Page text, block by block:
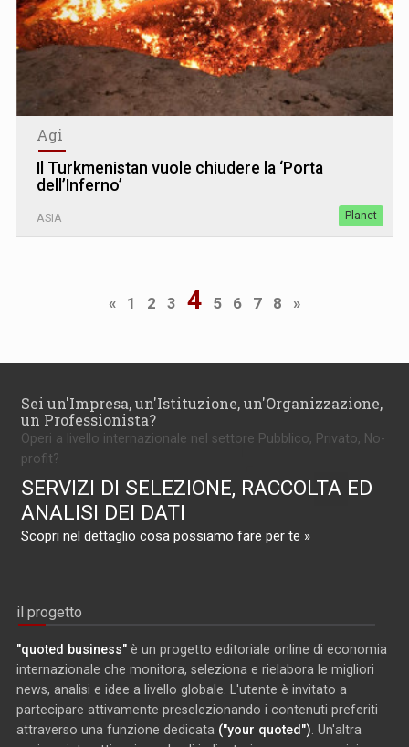
Agi
Il Turkmenistan vuole chiudere la ‘Porta
dell’Inferno’
ASIA Planet
« 1 2 3 4 5 6 7 8 »
Sei un'Impresa, un'Istituzione, un'Organizzazione,
un Professionista?
Operi a livello internazionale nel settore Pubblico, Privato, No-
profit?
SERVIZI DI SELEZIONE, RACCOLTA ED
ANALISI DEI DATI
Scopri nel dettaglio cosa possiamo fare per te »
il progetto
"quoted business" è un progetto editoriale online di economia
internazionale che monitora, seleziona e rielabora le migliori
news, analisi e idee a livello globale. L'utente è invitato a
partecipare attivamente preselezionando i contenuti preferiti
attraverso una funzione dedicata ("your quoted") . Un'altra